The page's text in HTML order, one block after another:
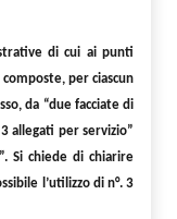
di cui ai punti
per ciascun
da “due facciate di
allegati per servizio”
Si chiede di chiarire
l’utilizzo di n°. 3